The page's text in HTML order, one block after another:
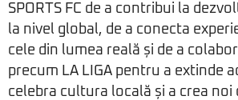
SPORTS FC de a contribui la
la nivel global, de a conecta
cele din lumea reală și de a
precum LA LIGA pentru a extinde
celebra cultura locală și a crea